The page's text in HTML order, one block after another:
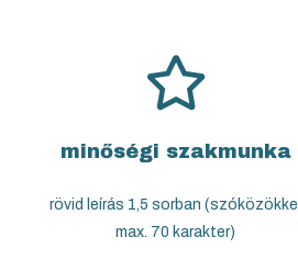
minőségi szakmunka
rövid leírás 1,5 sorban (szóközökkel
max. 70 karakter)